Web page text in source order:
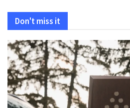
Don't miss it